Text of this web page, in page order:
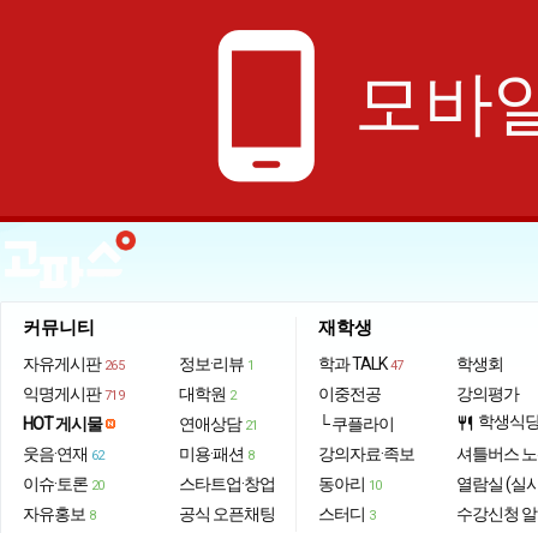
phone_android 모바
커뮤니티
자유게시판 265
익명게시판 719
HOT 게시물
웃음·연재 62
이슈·토론 20
자유홍보 8
정보·리뷰 1
대학원 2
연애상담 21
미용·패션 8
스타트업·창업
공식 오픈채팅
재학생
학과 TALK 47
이중전공
└ 쿠플라이
강의자료·족보
동아리 10
스터디 3
학생회
강의평가
restaurant 학생식
셔틀버스
열람실 (실
수강신청